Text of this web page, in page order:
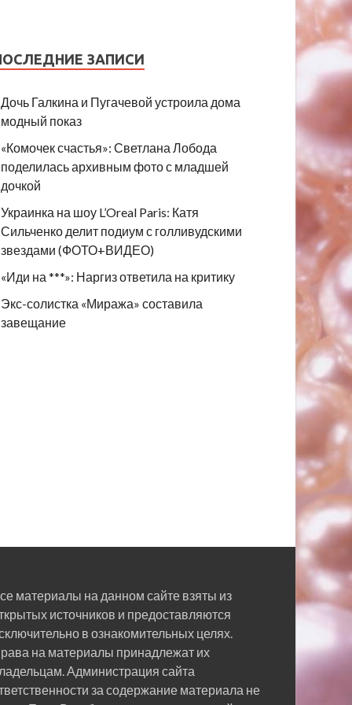
ЗАПИСИ
Дочь Галкина и Пугачевой устроила дома
модный показ
«Комочек счастья»: Светлана Лобода
поделилась архивным фото с младшей
дочкой
Украинка на шоу L’Oreal Paris: Катя
Сильченко делит подиум с голливудскими
звездами (ФОТО+ВИДЕО)
«Иди на ***»: Наргиз ответила на критику
Экс-солистка «Миража» составила
завещание
материалы на данном сайте взяты из
источников и предоставляются
в ознакомительных целях.
на материалы принадлежат их
Администрация сайта
за содержание материала не